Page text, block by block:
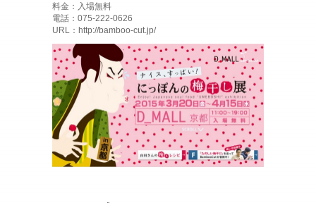
料金：入場無料
電話：075-222-0626
URL：http://bamboo-cut.jp/